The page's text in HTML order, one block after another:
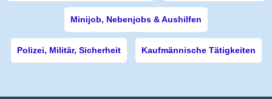
Minijob, Nebenjobs & Aushilfen
Polizei, Militär, Sicherheit Kaufmännische Tätigkeiten